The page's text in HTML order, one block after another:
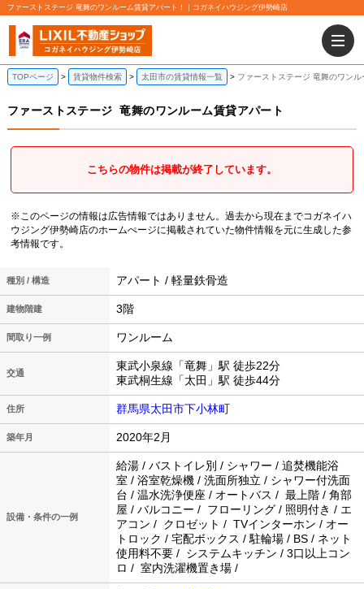
ファーストステージ 竜舞のワンルーム賃貸アパート！｜コガネイハウジング伊勢崎店
TOPページ 賃貸物件検索 太田市の賃貸情報一覧 ファーストステージ 竜舞のワン
ファーストステージ 竜舞のワンルーム賃貸アパート
こちらの物件は掲載が終了しています。
※このページの情報は広告情報ではありません。過去から現在までコガネイハ
ウジング伊勢崎店のホームぺージに掲載されていた物件情報を元に生成した参
考情報です。
種別 / 構造 アパート / 軽量鉄骨造
建物階建 3階
間取り一例 ワンルーム
交通
東武小泉線「竜舞」駅 徒歩22分
東武桐生線「太田」駅 徒歩44分
住所 群馬県太田市下小林町
築年月 2020年2月
設備・条件の一例
給湯 / バストイレ別 / シャワー / 追焚機能浴
室 / 浴室乾燥機 / 洗面所独立 / シャワー付洗面
台 / 温水洗浄便座 / オートバス / 最上階 / 角部
屋 / バルコニー / フローリング / 照明付き / エ
アコン / クロゼット / TVインターホン / オー
トロック / 宅配ボックス / 駐輪場 / BS / ネット
使用料不要 / システムキッチン / 3口以上コン
ロ / 室内洗濯機置き場 /